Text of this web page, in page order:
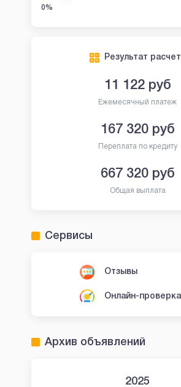
0%
Результат
11 122руб
Ежемесячный платеж
167 320руб
Переплата по кредиту
667 320руб
Общая выплата
Сервисы
Отзывы
Онлайн-
Архив объявлений
2025